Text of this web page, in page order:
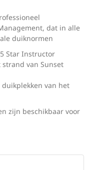
dat in alle
duiknormen
Star Instructor
van Sunset
van het
zijn beschikbaar voor